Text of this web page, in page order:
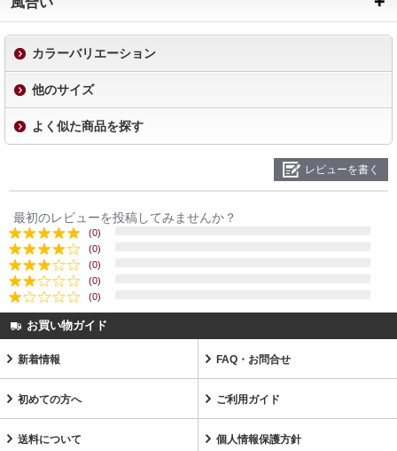
カラーバリエーション
他のサイズ
よく似た商品を探す
レビューを書く
最初のレビューを投稿してみませんか？
(0)
(0)
(0)
(0)
(0)
お買い物ガイド
新着情報 FAQ・お問合せ
初めての方へ ご利用ガイド
送料について 個人情報保護方針